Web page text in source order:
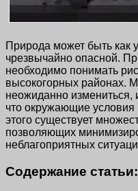
Природа может быть как
чрезвычайно опасной.
необходимо понимать
высокогорных районах.
неожиданно измениться,
что окружающие условия
этого существует
позволяющих
неблагоприятных
Содержание статьи: